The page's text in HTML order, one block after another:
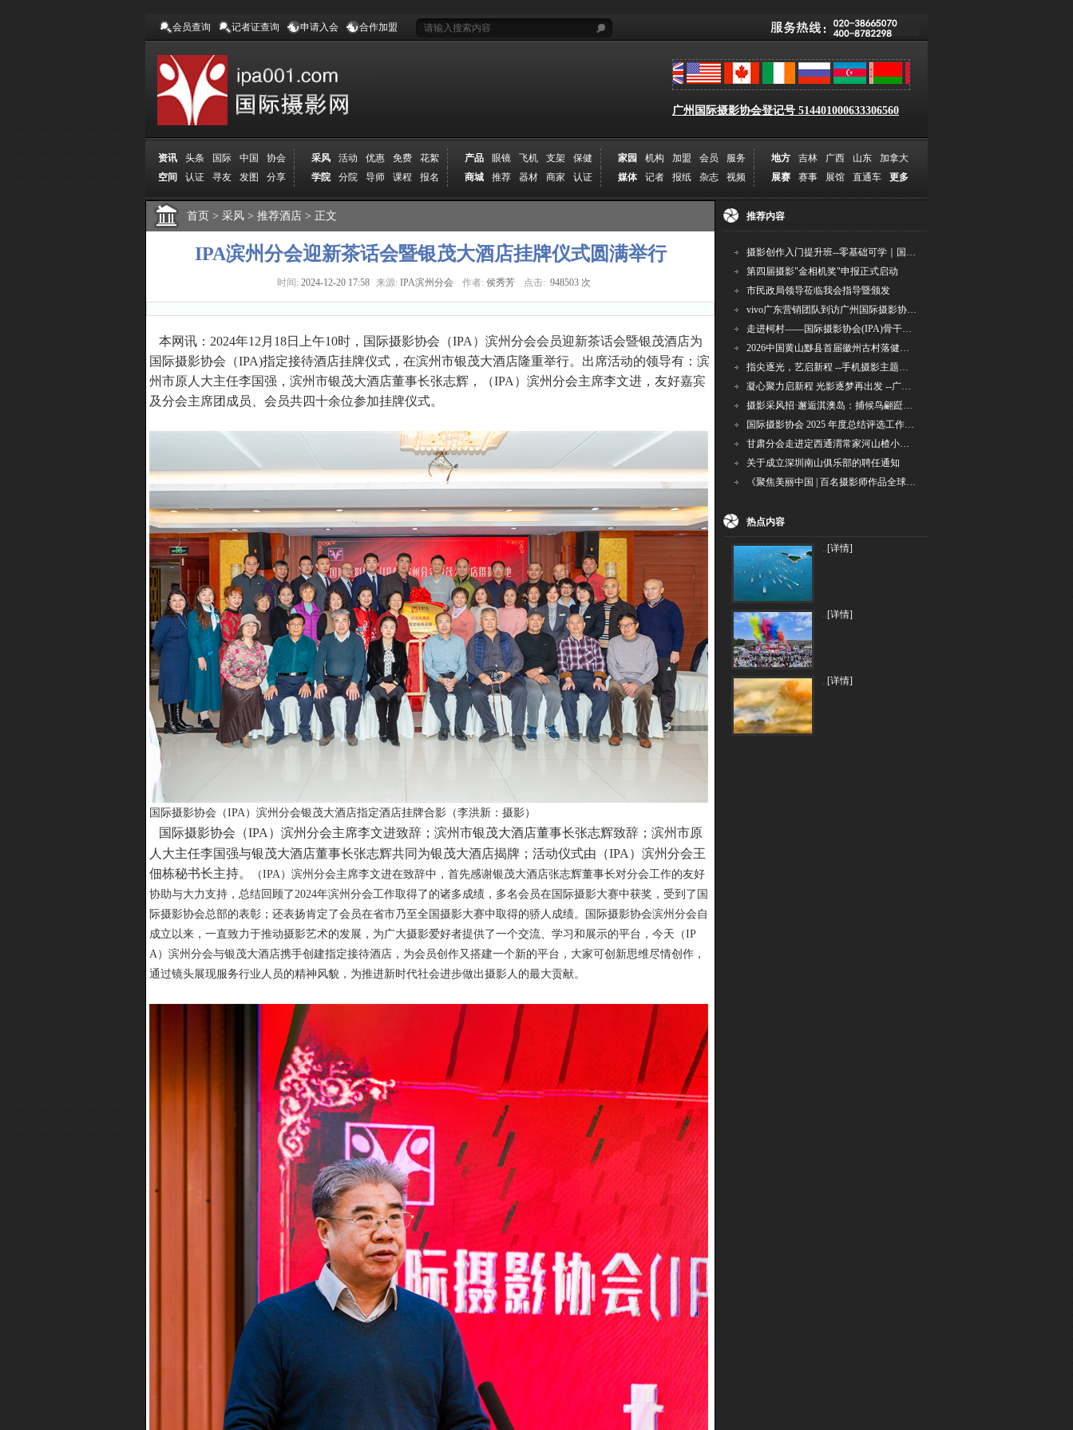
会员查询 记者证查询 申请入会 合作加盟
广州国际摄影协会登记号 514401000633306560
资讯 头条 国际 中国 协会 采风 活动 优惠 免费 花絮 产品 眼镜 飞机 支架 保健 家园 机构 加盟 会员 服务 地方 吉林 广西 山东
加拿大
空间
认证 寻友 发图 分享 学院 分院 导师 课程 报名 商城 推荐 器材 商家 认证 媒体 记者 报纸 杂志 视频 展赛 赛事 展馆 直通车 更多
首页 > 采风 > 推荐酒店 > 正文
IPA滨州分会迎新茶话会暨银茂大酒店挂牌仪式圆满举行
时间: 2024-12-20 17:58 来源: IPA滨州分会 作者: 侯秀芳 点击: 948503 次
本网讯： 2024年12月18日上午10时，国际摄影协会（IPA）滨州分会会员迎新茶话会暨银茂酒店为
国际摄影协会（IPA)指定接待酒店挂牌仪式，在滨州市银茂大酒店隆重举行。出席活动的领导有：滨
州市原人大主任李国强，滨州市银茂大酒店董事长张志辉，（IPA）滨州分会主席李文进，友好嘉宾
及分会主席团成员、会员共四十余位参加挂牌仪式。
国际摄影协会（IPA）滨州分会银茂大酒店指定酒店挂牌合影（李洪新：摄影）
国际摄影协会（IPA）滨州分会主席李文进致辞；滨州市银茂大酒店董事长张志辉致辞；滨州市原
人大主任李国强与银茂大酒店董事长张志辉共同为银茂大酒店揭牌；活动仪式由（IPA）滨州分会王
佃栋秘书长主持。
（IPA）滨州分会主席李文进在致辞中，首先感谢银茂大酒店张志辉董事长对分会工作的友好
协助与大力支持，总结回顾了2024年滨州分会工作取得了的诸多成绩，多名会员在国际摄影大赛中获奖，受到了国
际摄影协会总部的表彰；还表扬肯定了会员在省市乃至全国摄影大赛中取得的骄人成绩。国际摄影协会滨州分会自
成立以来，一直致力于推动摄影艺术的发展，为广大摄影爱好者提供了一个交流、学习和展示的平台，今天（IP
A）滨州分会与银茂大酒店携手创建指定接待酒店，为会员创作又搭建一个新的平台，大家可创新思维尽情创作，
通过镜头展现服务行业人员的精神风貌，为推进新时代社会进步做出摄影人的最大贡献。
推荐内容
摄影创作入门提升班--零基础可学｜国际评委授课｜手机·相机均可｜AI工具｜摄影比赛指
第四届摄影"金相机奖"申报正式启动
市民政局领导莅临我会指导暨颁发
vivo广东营销团队到访广州国际摄影协会 共商合作事宜
走进柯村——国际摄影协会(IPA)骨干采风安徽行之6
2026中国黄山黟县首届徽州古村落健康跑圆满举行
指尖逐光，艺启新程 --手机摄影主题讲座在市老年干部大学圆满落幕
凝心聚力启新程 光影逐梦再出发 --广州国际摄影协会2026年首次会长秘书长会议召开
摄影采风招·邂逅淇澳岛：捕候鸟翩跹，寻古村烟火，追海上霞光
国际摄影协会 2025 年度总结评选工作的通知
甘肃分会走进定西通渭常家河山楂小镇旅游景区开展"红果满枝迎丰岁·山楂小镇庆佳节"为主
关于成立深圳南山俱乐部的聘任通知
《聚焦美丽中国 | 百名摄影师作品全球巡回展》（晋中）开幕新闻通稿
热点内容
..[详情]
..[详情]
..[详情]